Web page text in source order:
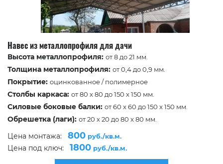
Навес из металлопрофиля для дачи
Высота металлопрофиля: от 8 до 21 мм.
Толщина металлопрофиля: от 0,4 до 0,9 мм.
Покрытие: оцинкованное / полимерное
Столбы каркаса: от 80 x 80 до 150 x 150 мм.
Силовые боковые балки: от 60 x 60 до 150 x 150 мм.
Обрешетка (лаги): от 20 x 20 до 80 x 80 мм.
Цена монтажа: 800 руб./кв.м.
Цена под ключ: 1800 руб./кв.м.